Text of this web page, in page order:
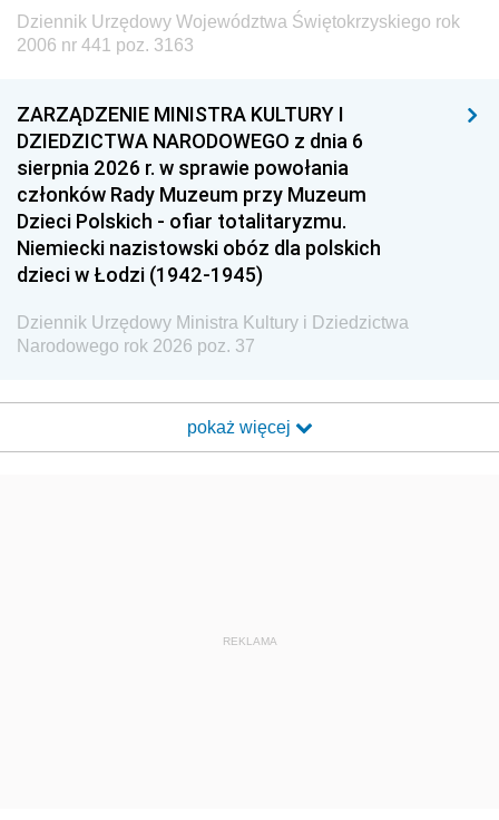
Dziennik Urzędowy Województwa Świętokrzyskiego rok
2006 nr 441 poz. 3163
ZARZĄDZENIE MINISTRA KULTURY I
DZIEDZICTWA NARODOWEGO z dnia 6
sierpnia 2026 r. w sprawie powołania
członków Rady Muzeum przy Muzeum
Dzieci Polskich - ofiar totalitaryzmu.
Niemiecki nazistowski obóz dla polskich
dzieci w Łodzi (1942-1945)
Dziennik Urzędowy Ministra Kultury i Dziedzictwa
Narodowego rok 2026 poz. 37
pokaż więcej
REKLAMA